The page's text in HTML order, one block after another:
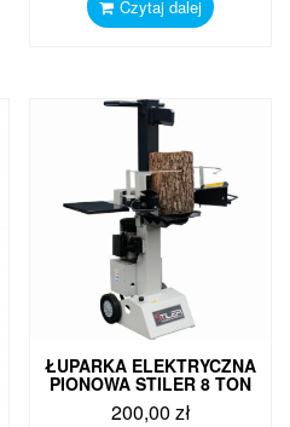
Czytaj dalej
ŁUPARKA ELEKTRYCZNA
PIONOWA STILER 8 TON
200,00 zł